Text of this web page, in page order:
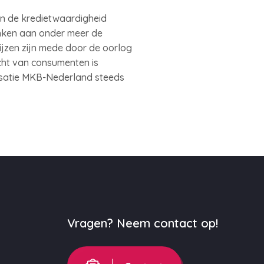
de kredietwaardigheid
aan onder meer de
zijn mede door de oorlog
van consumenten is
MKB-Nederland steeds
Vragen? Neem contact op!